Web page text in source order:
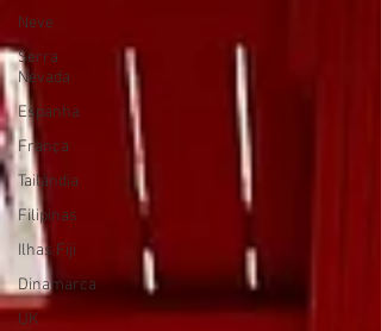
Neve
Serra
Nevada
Espanha
França
Tailândia
Filipinas
Ilhas Fiji
Dinamarca
UK